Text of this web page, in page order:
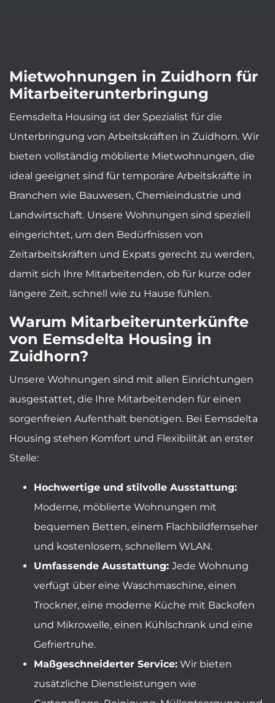
Mietwohnungen in Zuidhorn für
Mitarbeiterunterbringung
Eemsdelta Housing ist der Spezialist für die
Unterbringung von Arbeitskräften in Zuidhorn. Wir
bieten vollständig möblierte Mietwohnungen, die
ideal geeignet sind für temporäre Arbeitskräfte in
Branchen wie Bauwesen, Chemieindustrie und
Landwirtschaft. Unsere Wohnungen sind speziell
eingerichtet, um den Bedürfnissen von
Zeitarbeitskräften und Expats gerecht zu werden,
damit sich Ihre Mitarbeitenden, ob für kurze oder
längere Zeit, schnell wie zu Hause fühlen.
Warum Mitarbeiterunterkünfte
von Eemsdelta Housing in
Zuidhorn?
Unsere Wohnungen sind mit allen Einrichtungen
ausgestattet, die Ihre Mitarbeitenden für einen
sorgenfreien Aufenthalt benötigen. Bei Eemsdelta
Housing stehen Komfort und Flexibilität an erster
Stelle:
Hochwertige und stilvolle Ausstattung:
Moderne, möblierte Wohnungen mit
bequemen Betten, einem Flachbildfernseher
und kostenlosem, schnellem WLAN.
Umfassende Ausstattung: Jede Wohnung
verfügt über eine Waschmaschine, einen
Trockner, eine moderne Küche mit Backofen
und Mikrowelle, einen Kühlschrank und eine
Gefriertruhe.
Maßgeschneiderter Service: Wir bieten
zusätzliche Dienstleistungen wie